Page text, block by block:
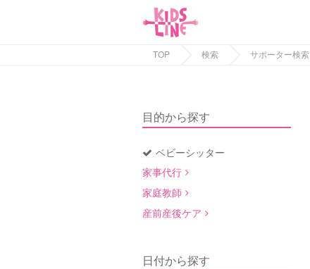
TOP 検索 サポーター検索
目的から探す
ベビーシッター
家事代行
家庭教師
産前産後ケア
日付から探す